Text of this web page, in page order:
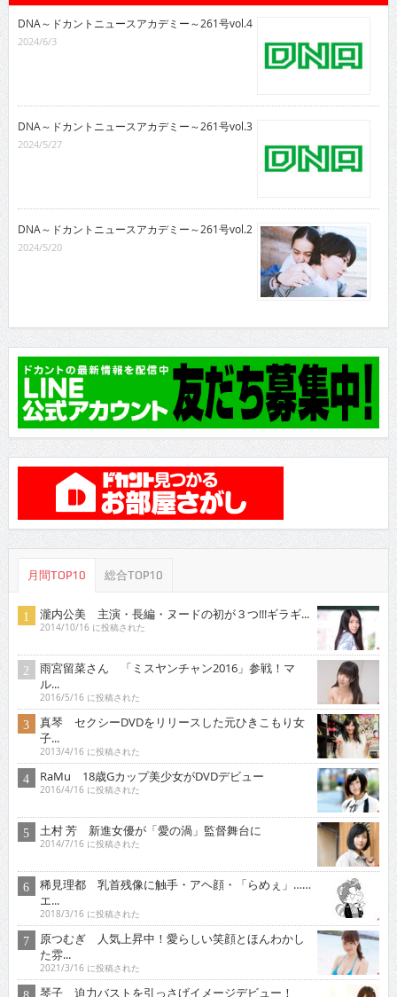
DNA～ドカントニュースアカデミー～261号vol.4
2024/6/3
DNA～ドカントニュースアカデミー～261号vol.3
2024/5/27
DNA～ドカントニュースアカデミー～261号vol.2
2024/5/20
月間TOP10 総合TOP10
瀧内公美 主演・長編・ヌードの初が３つ!!!ギラギ...
2014/10/16 に投稿された
雨宮留菜さん 「ミスヤンチャン2016」参戦！マ
ル...
2016/5/16 に投稿された
真琴 セクシーDVDをリリースした元ひきこもり女
子...
2013/4/16 に投稿された
RaMu 18歳Gカップ美少女がDVDデビュー
2016/4/16 に投稿された
土村 芳 新進女優が「愛の渦」監督舞台に
2014/7/16 に投稿された
稀見理都 乳首残像に触手・アヘ顔・「らめぇ」……
エ...
2018/3/16 に投稿された
原つむぎ 人気上昇中！愛らしい笑顔とほんわかし
た雰...
2021/3/16 に投稿された
琴子 迫力バストを引っさげイメージデビュー！